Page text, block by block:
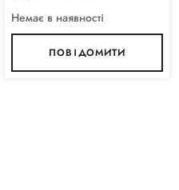
Немає в наявності
ПОВІДОМИТИ